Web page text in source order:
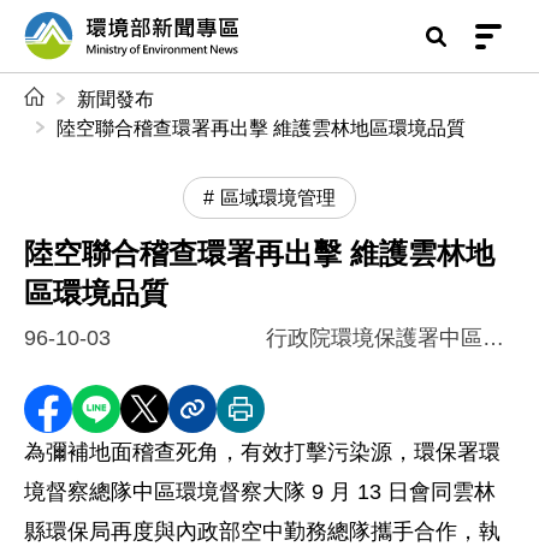
前往中央內容區塊
環境部新聞專區
新聞發布
陸空聯合稽查環署再出擊 維護雲林地區環境品質
區域環境管理
陸空聯合稽查環署再出擊 維護雲林地
區環境品質
96-10-03 行政院環境保護署中區督察大隊
分享至 Facebook
分享到 LINE
分享到 X分享內容連結
列印本頁
為彌補地面稽查死角，有效打擊污染源，環保署環
境督察總隊中區環境督察大隊 9 月 13 日會同雲林
縣環保局再度與內政部空中勤務總隊攜手合作，執